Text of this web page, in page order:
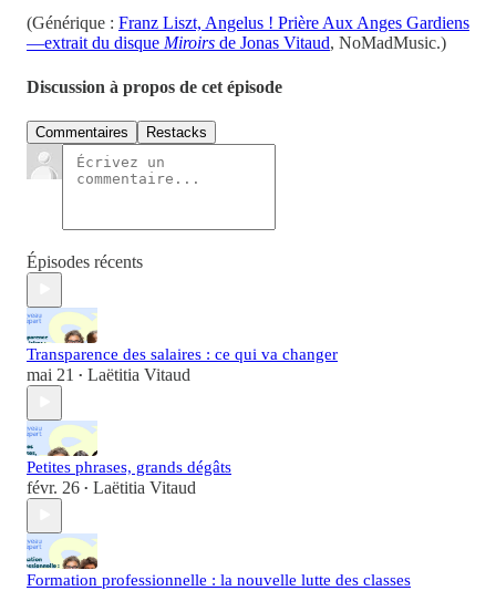
(Générique : Franz Liszt, Angelus ! Prière Aux Anges Gardiens
—extrait du disque Miroirs de Jonas Vitaud, NoMadMusic.)
Discussion à propos de cet épisode
Commentaires Restacks
Épisodes récents
Transparence des salaires : ce qui va changer
mai 21 • Laëtitia Vitaud
Petites phrases, grands dégâts
févr. 26 • Laëtitia Vitaud
Formation professionnelle : la nouvelle lutte des classes